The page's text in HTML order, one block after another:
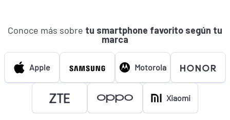
Conoce más sobre tu smartphone favorito según tu
marca
Apple Motorola
Xiaomi